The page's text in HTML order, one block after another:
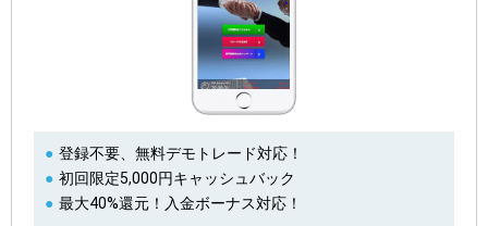
登録不要、無料デモトレード対応！
初回限定5,000円キャッシュバック
最大40%還元！入金ボーナス対応！